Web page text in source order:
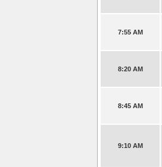
7:55 AM
8:20 AM
8:45 AM
9:10 AM